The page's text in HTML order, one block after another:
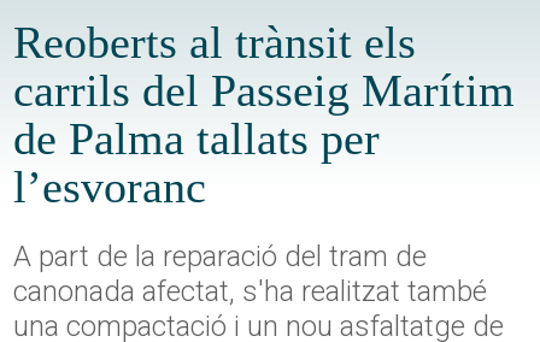
Reoberts al trànsit els
carrils del Passeig Marítim
de Palma tallats per
l’esvoranc
A part de la reparació del tram de
canonada afectat, s'ha realitzat també
una compactació i un nou asfaltatge de